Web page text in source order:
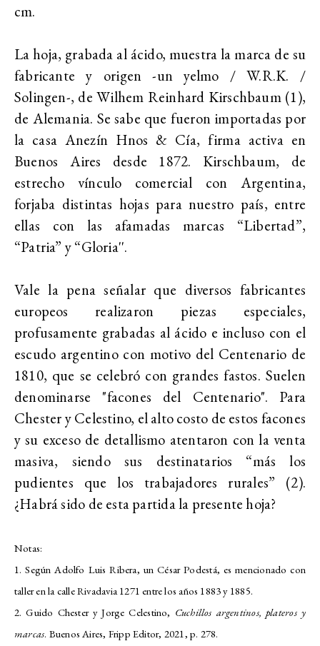
cm.
La hoja, grabada al ácido, muestra la marca de su
fabricante y origen -un yelmo / W.R.K. /
Solingen-, de Wilhem Reinhard Kirschbaum (1),
de Alemania. Se sabe que fueron importadas por
la casa Anezín Hnos & Cía, firma activa en
Buenos Aires desde 1872. Kirschbaum, de
estrecho vínculo comercial con Argentina,
forjaba distintas hojas para nuestro país, entre
ellas con las afamadas marcas “Libertad”,
“Patria” y “Gloria''.
Vale la pena señalar que diversos fabricantes
europeos realizaron piezas especiales,
profusamente grabadas al ácido e incluso con el
escudo argentino con motivo del Centenario de
1810, que se celebró con grandes fastos. Suelen
denominarse "facones del Centenario". Para
Chester y Celestino, el alto costo de estos facones
y su exceso de detallismo atentaron con la venta
masiva, siendo sus destinatarios “más los
pudientes que los trabajadores rurales” (2).
¿Habrá sido de esta partida la presente hoja?
Notas:
1. Según Adolfo Luis Ribera, un César Podestá, es mencionado con
taller en la calle Rivadavia 1271 entre los años 1883 y 1885.
2. Guido Chester y Jorge Celestino, Cuchillos argentinos, plateros y
marcas. Buenos Aires, Fripp Editor, 2021, p. 278.